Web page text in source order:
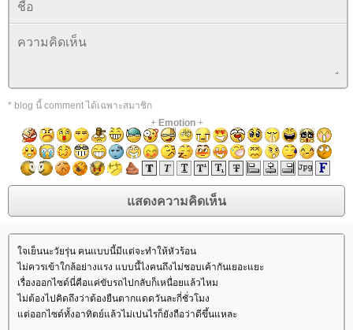
* blog นี้ comment ได้เฉพาะสมาชิก
+ Emotion+
จเย็นนะวัยรุ่น คนแบบนี้มีแต่จะทำให้หัวร้อน
ไม่ควรเข้าใกล้อย่างแรง แบบนี้ไงคนถึงไม่ชอบเค้ากันเยอะแยะ
เรื่องออกไซด์นี่คือแค่ขับรถไปกลับก็เหนื่อยแล้วไหม
ไม่ต้องไปคิดถึงว่าต้องยืนตากแดดวันละกี่ชั่วโมง
ต่ออกไซด์ทั้งอาทิตย์แล้วไม่เปนไรก็ยังถือว่าดีขึ้นแหละ